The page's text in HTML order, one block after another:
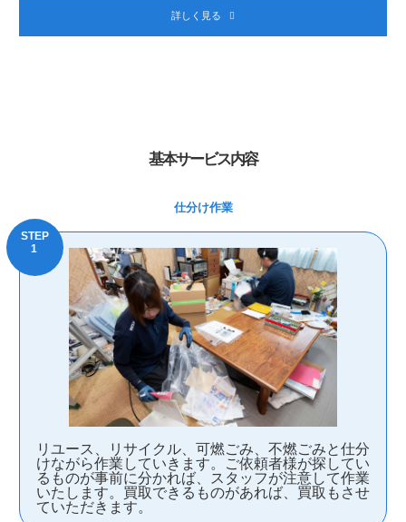
詳しく見る
基本サービス内容
仕分け作業
リユース、リサイクル、可燃ごみ、不燃ごみと仕分
けながら作業していきます。ご依頼者様が探してい
るものが事前に分かれば、スタッフが注意して作業
いたします。買取できるものがあれば、買取もさせ
ていただきます。